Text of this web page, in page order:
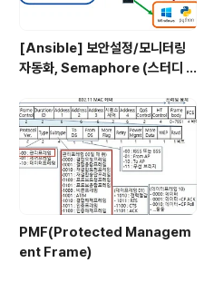
[Ansible] 보안설정/모니터링
자동화, Semaphore (스터디 4
PMF(Protected Managem
ent Frame)